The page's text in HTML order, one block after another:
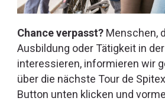
Chance verpasst? Menschen,
Ausbildung oder Tätigkeit in
interessieren, informieren wir
über die nächste Tour de
Button unten klicken und